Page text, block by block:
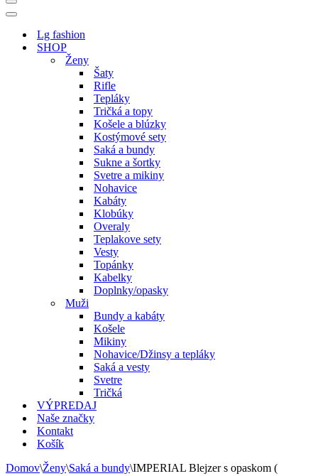
Menu
navigácie
Menu
navigácieLg fashion
SHOP
Ženy
Šaty
Rifle
Tepláky
Tričká a topy
Košele a blúzky
Kostýmové sety
Saká a bundy
Sukne a šortky
Svetre a mikiny
Nohavice
Kabáty
Klobúky
Overaly
Teplakove sety
Vesty
Topánky
Kabelky
Doplnky/opasky
Muži
Bundy a kabáty
Košele
Mikiny
Nohavice/Džinsy a tepláky
Saká a vesty
Svetre
Tričká
VÝPREDAJ
Naše značky
Kontakt
Košík
Domov\Ženy\Saká a bundy\IMPERIAL Blejzer s opaskom (